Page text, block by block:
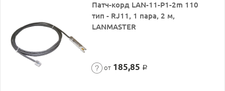
Патч-корд LAN-11-P1-2m 110
тип - RJ11, 1 пара, 2 м,
LANMASTER
от 185,85 Р